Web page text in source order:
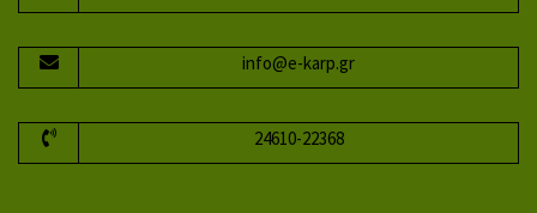
info@e-karp.gr
24610-22368